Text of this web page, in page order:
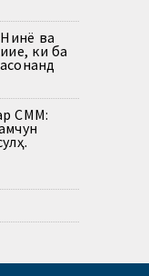
ва
ки ба
СММ: